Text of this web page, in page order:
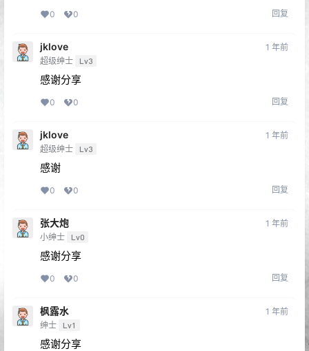
0 0 回复
jklove
超级绅士 Lv3
1 年前
感谢分享
0 0 回复
jklove
超级绅士 Lv3
1 年前
感谢
0 0 回复
张大炮
小绅士 Lv0
1 年前
感谢分享
0 0 回复
枫露水
绅士 Lv1
1 年前
感谢分享